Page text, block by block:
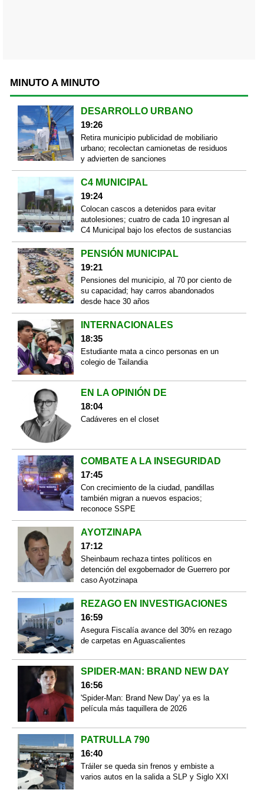
MINUTO A MINUTO
DESARROLLO URBANO
19:26
Retira municipio publicidad de mobiliario
urbano; recolectan camionetas de residuos
y advierten de sanciones
C4 MUNICIPAL
19:24
Colocan cascos a detenidos para evitar
autolesiones; cuatro de cada 10 ingresan al
C4 Municipal bajo los efectos de sustancias
PENSIÓN MUNICIPAL
19:21
Pensiones del municipio, al 70 por ciento de
su capacidad; hay carros abandonados
desde hace 30 años
INTERNACIONALES
18:35
Estudiante mata a cinco personas en un
colegio de Tailandia
EN LA OPINIÓN DE
18:04
Cadáveres en el closet
COMBATE A LA INSEGURIDAD
17:45
Con crecimiento de la ciudad, pandillas
también migran a nuevos espacios;
reconoce SSPE
AYOTZINAPA
17:12
Sheinbaum rechaza tintes políticos en
detención del exgobernador de Guerrero por
caso Ayotzinapa
REZAGO EN INVESTIGACIONES
16:59
Asegura Fiscalía avance del 30% en rezago
de carpetas en Aguascalientes
SPIDER-MAN: BRAND NEW DAY
16:56
'Spider-Man: Brand New Day' ya es la
película más taquillera de 2026
PATRULLA 790
16:40
Tráiler se queda sin frenos y embiste a
varios autos en la salida a SLP y Siglo XXI